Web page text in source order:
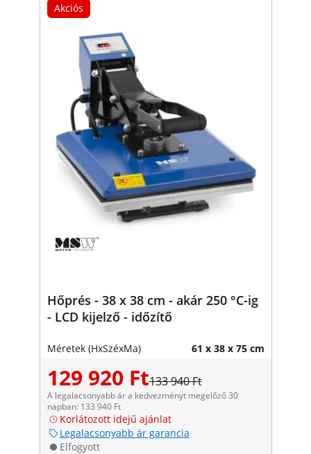
Akciós
Hőprés - 38 x 38 cm - akár 250 °C-ig
- LCD kijelző - időzítő
Méretek (HxSzéxMa) 61 x 38 x 75 cm
129 920 Ft133 940 Ft
A legalacsonyabb ár a kedvezményt megelőző 30
napban: 133 940 Ft
Korlátozott idejű ajánlat
Legalacsonyabb ár garancia
Elfogyott